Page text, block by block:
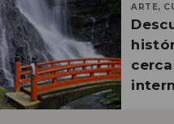
ARTE,